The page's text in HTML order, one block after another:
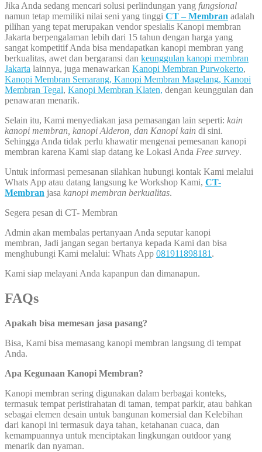
Jika Anda sedang mencari solusi perlindungan yang fungsional
namun tetap memiliki nilai seni yang tinggi CT – Membran adalah
pilihan yang tepat merupakan vendor spesialis Kanopi membran
Jakarta berpengalaman lebih dari 15 tahun dengan harga yang
sangat kompetitif Anda bisa mendapatkan kanopi membran yang
berkualitas, awet dan bergaransi dan keunggulan kanopi membran
Jakarta lainnya, juga menawarkan Kanopi Membran Purwokerto,
Kanopi Membran Semarang, Kanopi Membran Magelang, Kanopi
Membran Tegal, Kanopi Membran Klaten, dengan keunggulan dan
penawaran menarik.
Selain itu, Kami menyediakan jasa pemasangan lain seperti: kain
kanopi membran, kanopi Alderon, dan Kanopi kain di sini.
Sehingga Anda tidak perlu khawatir mengenai pemesanan kanopi
membran karena Kami siap datang ke Lokasi Anda Free survey.
Untuk informasi pemesanan silahkan hubungi kontak Kami melalui
Whats App atau datang langsung ke Workshop Kami, CT-
Membran jasa kanopi membran berkualitas.
Segera pesan di CT- Membran
Admin akan membalas pertanyaan Anda seputar kanopi
membran, Jadi jangan segan bertanya kepada Kami dan bisa
menghubungi Kami melalui: Whats App 081911898181.
Kami siap melayani Anda kapanpun dan dimanapun.
FAQs
Apakah bisa memesan jasa pasang?
Bisa, Kami bisa memasang kanopi membran langsung di tempat
Anda.
Apa Kegunaan Kanopi Membran?
Kanopi membran sering digunakan dalam berbagai konteks,
termasuk tempat peristirahatan di taman, tempat parkir, atau bahkan
sebagai elemen desain untuk bangunan komersial dan Kelebihan
dari kanopi ini termasuk daya tahan, ketahanan cuaca, dan
kemampuannya untuk menciptakan lingkungan outdoor yang
menarik dan nyaman.